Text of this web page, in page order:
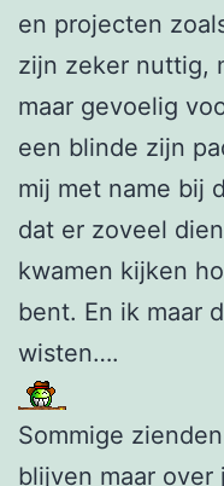
en projecten
zijn zeker nuttig,
maar gevoelig
een blinde zijn
mij met name bij
dat er zoveel
kwamen kijken
bent. En ik maar
wisten….
Sommige
blijven maar